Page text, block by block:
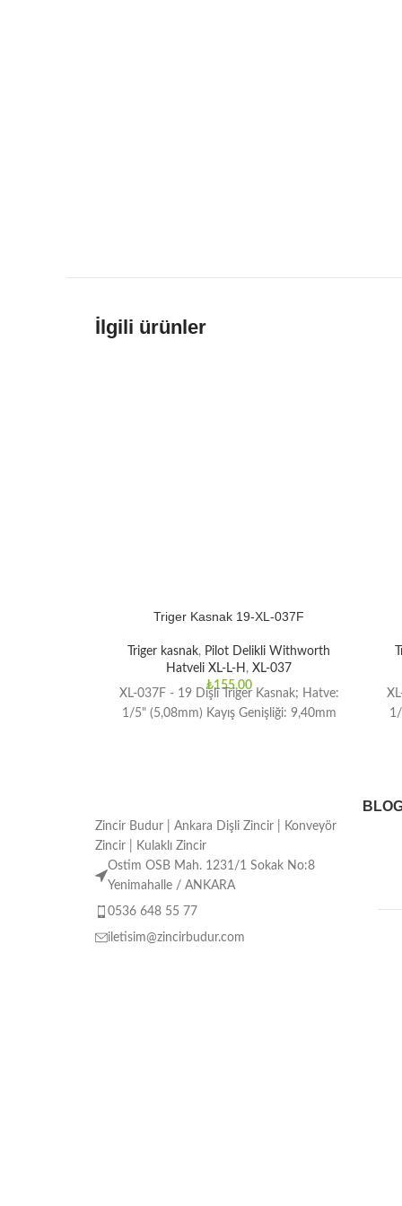
İlgili ürünler
Triger Kasnak 19-XL-037F
Triger kasnak, Pilot Delikli Withworth
Hatveli XL-L-H , XL-037
₺155,00
XL-037F - 19 Dişli Triger Kasnak; Hatve:
1/5" (5,08mm) Kayış Genişliği: 9,40mm
Zincir Budur | Ankara Dişli Zincir | Konveyör
Zincir | Kulaklı Zincir
Ostim OSB Mah. 1231/1 Sokak No:8
Yenimahalle / ANKARA
0536 648 55 77
iletisim@zincirbudur.com